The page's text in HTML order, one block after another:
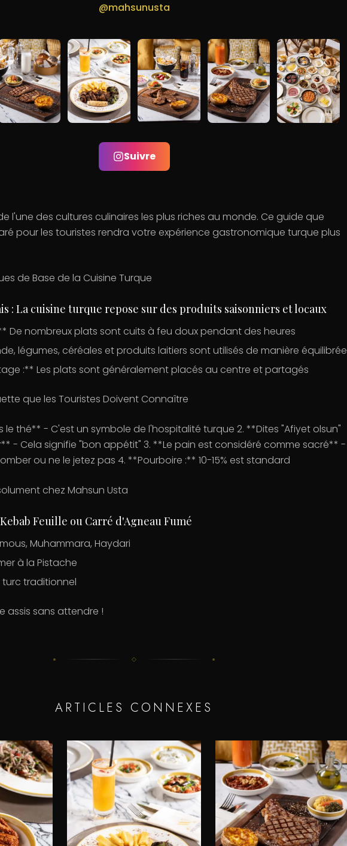
@mahsunusta
Suivre
l'une des cultures culinaires les plus riches au monde. Ce guide que
pour les touristes rendra votre expérience gastronomique turque plus
de Base de la Cuisine Turque
: La cuisine turque repose sur des produits saisonniers et locaux
De nombreux plats sont cuits à feu doux pendant des heures
légumes, céréales et produits laitiers sont utilisés de manière équilibrée
:** Les plats sont généralement placés au centre et partagés
que les Touristes Doivent Connaître
le thé** - C'est un symbole de l'hospitalité turque 2. **Dites "Afiyet olsun"
- Cela signifie "bon appétit" 3. **Le pain est considéré comme sacré** -
ou ne le jetez pas 4. **Pourboire :** 10-15% est standard
chez Mahsun Usta
Feuille ou Carré d'Agneau Fumé
Muhammara, Haydari
à la Pistache
turc traditionnel
assis sans attendre !
ARTICLES CONNEXES